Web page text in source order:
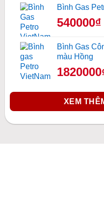
Bình Gas
540000₫
Bình Gas
màu Hồng
XEM